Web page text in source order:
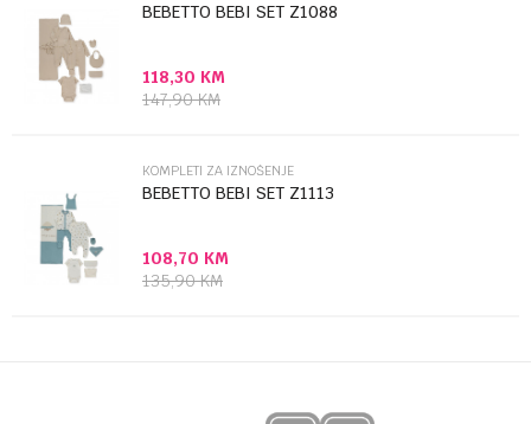
Anti-spam zaštita - izračunajte koliko je 9 - 4 :
BEBETTO BEBI SET Z1088
118,30 KM
147,90KM
KOMPLETI ZA IZNOŠENJE
BEBETTO BEBI SET Z1113
108,70 KM
135,90KM